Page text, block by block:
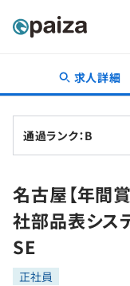
転職・キャリア
転職成功ガイド
転職エージェント
インタビュー
転職成功ガイド
新卒就活
求人検索
本選考
インターン
学習
問題集
プログラミング言語
ゲーム・マンガ
求人詳細
通過ランク：B
名古屋【年間
社部品表シス
SE
正社員